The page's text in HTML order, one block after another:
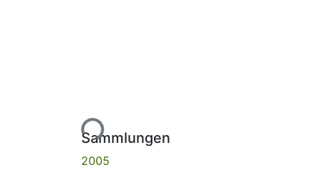
Lade...
Sammlungen
2005